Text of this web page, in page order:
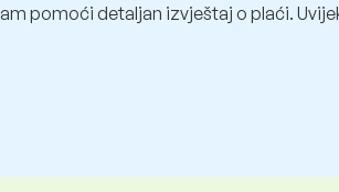
pomoći detaljan izvještaj o plaći.